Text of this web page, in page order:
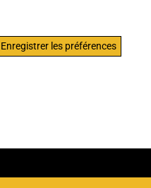
Enregistrer les préférences